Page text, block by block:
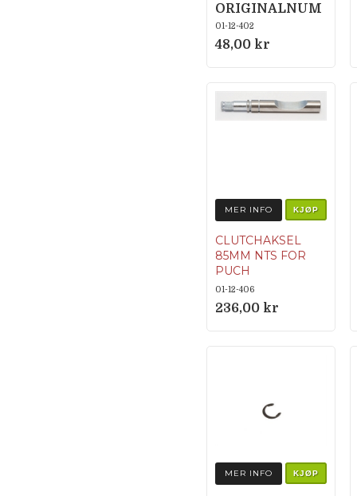
ORIGINALNUM
MER
350.1.12.019.1
01-12-402
48,00 kr
MER INFO KJØP
CLUTCHAKSEL
85MM NTS FOR
PUCH
ORIGINALNUM
MER
01-12-406
236,00 kr
MER INFO KJØP